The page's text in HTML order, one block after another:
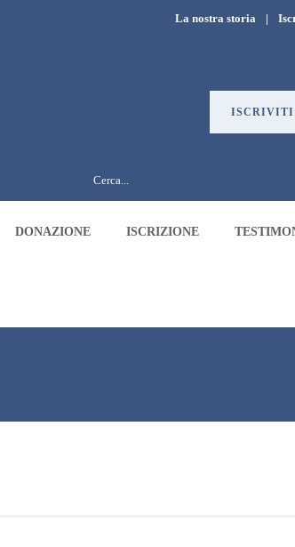
La nostra storia |
ISCRIVITI
DONAZIONE ISCRIZIONE